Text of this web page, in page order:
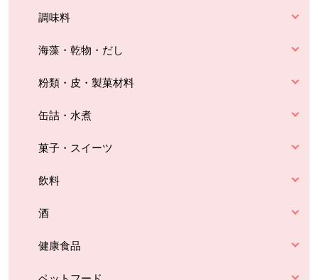
調味料
海藻・乾物・だし
粉類・皮・製菓材料
缶詰・水煮
菓子・スイーツ
飲料
酒
健康食品